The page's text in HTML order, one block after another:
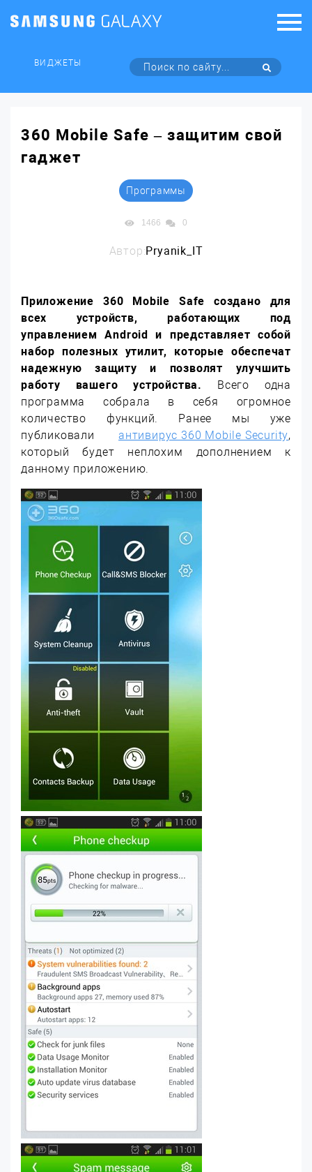
ВИДЖЕТЫ
360 Mobile Safe – защитим свой
гаджет
Программы
1466 0
Автор:Pryanik_IT
Приложение 360 Mobile Safe создано для
всех устройств, работающих под
управлением Android и представляет собой
набор полезных утилит, которые обеспечат
надежную защиту и позволят улучшить
работу вашего устройства.
Всего одна
программа собрала в себя огромное
количество функций. Ранее мы уже
публиковали антивирус 360 Mobile Security,
который будет неплохим дополнением к
данному приложению.